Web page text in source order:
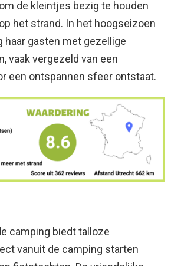
de kleintjes bezig te houden
het strand. In het hoogseizoen
haar gasten met gezellige
vaak vergezeld van een
een ontspannen sfeer ontstaat.
camping biedt talloze
vanuit de camping starten